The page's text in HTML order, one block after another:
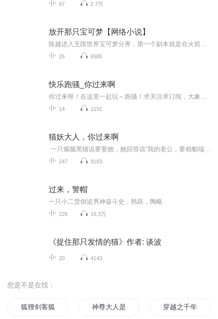
67 2.7万
放开那只宝可梦【网络小说】
26 6585
快乐跑骚_你过来啊
14 1191
猫妖大人，你过来啊
247 9183
过来，警帽
一只小二货倒追男神奋斗史，韩跃，陶略
226 18.3万
《捉住那只发情的猫》作者: 谈波
20 4143
您是不是在找：
狐狸剑客狐狸剑 神尊大人是狐狸 穿越之千年狐狸